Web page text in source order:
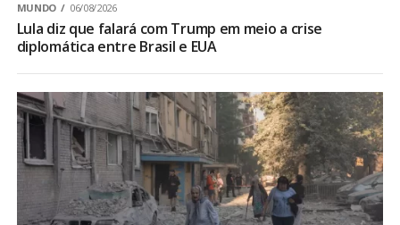
MUNDO 06/08/2026
Lula diz que falará com Trump em meio a crise
diplomática entre Brasil e EUA